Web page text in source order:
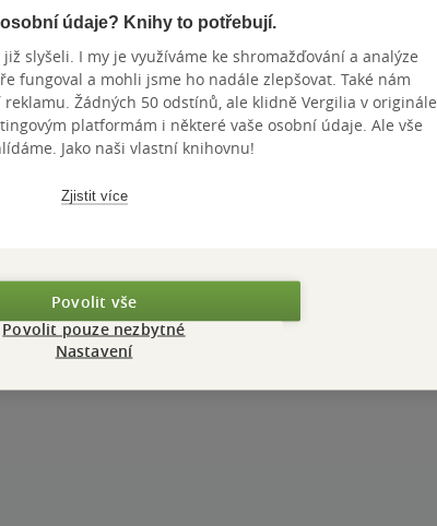
1. Námi to končí
2. Námi to začíná
KATEGORIE
Audioknihy»Beletrie»
údaje? Knihy to potřebují.
slyšeli. I my je využíváme ke shromažďování a analýze
fungoval a mohli jsme ho nadále zlepšovat. Také nám
Žádných 50 odstínů, ale klidně Vergilia v originále.
platformám i některé vaše osobní údaje. Ale vše
Jako naši vlastní knihovnu!
Zjistit více
Povolit vše
Povolit pouze nezbytné
Nastavení